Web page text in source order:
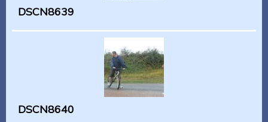
DSCN8639
DSCN8640